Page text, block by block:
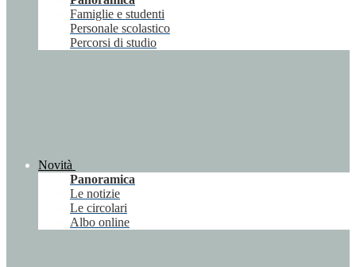
Famiglie e studenti
Personale scolastico
Percorsi di studio
Novità
Panoramica
Le notizie
Le circolari
Albo online